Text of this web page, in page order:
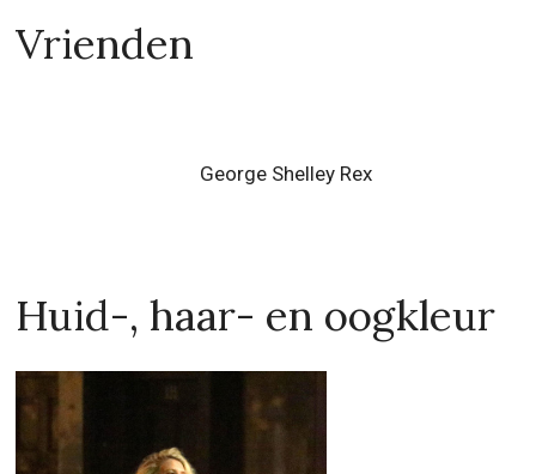
Vrienden
George Shelley Rex
Huid-, haar- en oogkleur